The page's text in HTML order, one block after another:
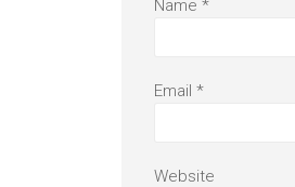
Name *
Email *
Website